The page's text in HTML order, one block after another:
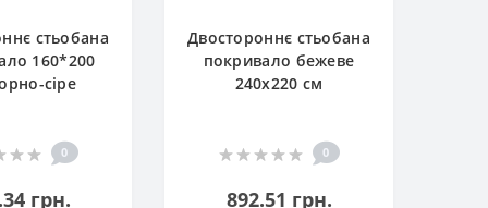
стьобана
160*200
сіре
0
грн.
Двостороннє стьобана
покривало бежеве
240x220 см
0
892.51 грн.